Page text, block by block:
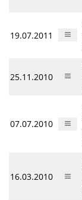
19.07.2011
25.11.2010
07.07.2010
16.03.2010